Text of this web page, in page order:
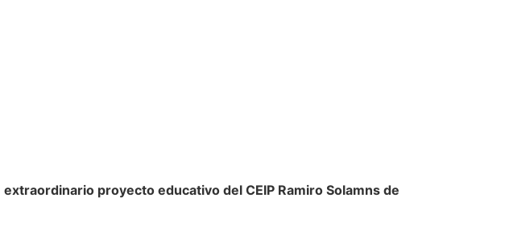
extraordinario proyecto educativo del CEIP Ramiro Solamns de